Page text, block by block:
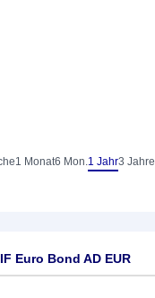
1 Monat6 Mon.1 Jahr3 Jahre
Euro Bond AD EUR